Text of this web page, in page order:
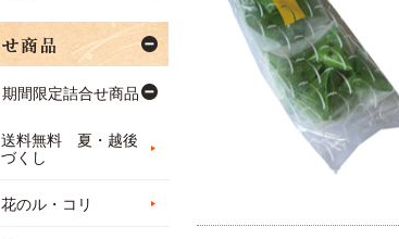
期間限定詰合せ商品
送料無料 夏・越後
づくし
花のル・コリ